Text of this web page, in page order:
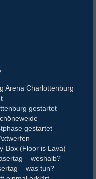
Arena Charlottenburg
gestartet
gestartet
Box (Floor is Lava)
– weshalb?
– was tun?